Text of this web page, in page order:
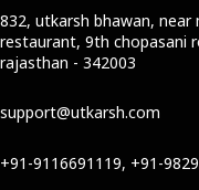
832, utkarsh bhawan, near
restaurant, 9th chopasani
rajasthan - 342003
support@utkarsh.com
+91-9116691119, +91-